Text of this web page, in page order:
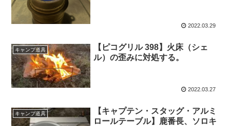
2022.03.29
キャンプ道具
【ピコグリル 398】火床（シェ
ル）の歪みに対処する。
2022.03.27
キャンプ道具
【キャプテン・スタッグ・アルミ
ロールテーブル】鹿番長、ソロキ